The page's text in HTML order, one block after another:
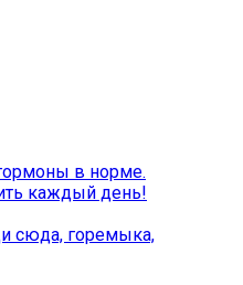
в норме.
каждый день!
сюда, горемыка,